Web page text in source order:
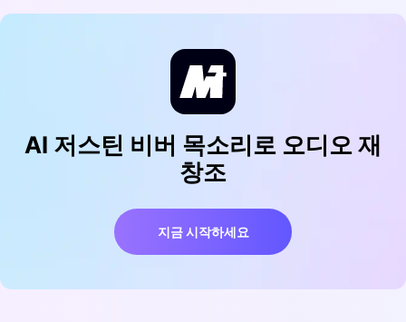
AI 저스틴 비버 목소리로 오디오 재
창조
지금 시작하세요